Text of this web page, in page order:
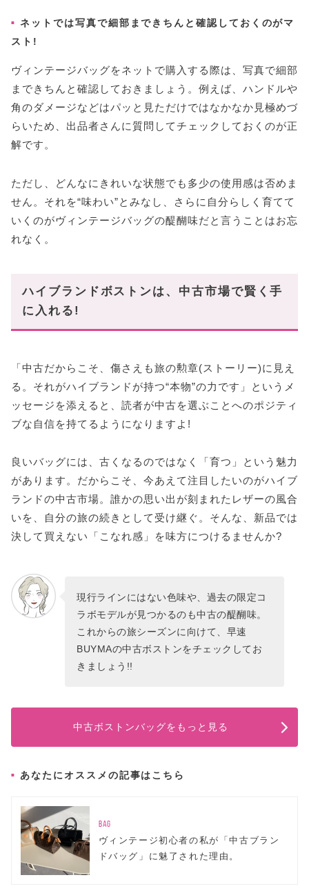
ネットでは写真で細部まできちんと確認しておくのがマ
スト!
ヴィンテージバッグをネットで購入する際は、写真で細部
まできちんと確認しておきましょう。例えば、ハンドルや
角のダメージなどはパッと見ただけではなかなか見極めづ
らいため、出品者さんに質問してチェックしておくのが正
解です。
ただし、どんなにきれいな状態でも多少の使用感は否めま
せん。それを“味わい”とみなし、さらに自分らしく育てて
いくのがヴィンテージバッグの醍醐味だと言うことはお忘
れなく。
ハイブランドボストンは、中古市場で賢く手
に入れる!
「中古だからこそ、傷さえも旅の勲章(ストーリー)に見え
る。それがハイブランドが持つ“本物”の力です」というメ
ッセージを添えると、読者が中古を選ぶことへのポジティ
ブな自信を持てるようになりますよ!
良いバッグには、古くなるのではなく「育つ」という魅力
があります。だからこそ、今あえて注目したいのがハイブ
ランドの中古市場。誰かの思い出が刻まれたレザーの風合
いを、自分の旅の続きとして受け継ぐ。そんな、新品では
決して買えない「こなれ感」を味方につけるませんか?
現行ラインにはない色味や、過去の限定コ
ラボモデルが見つかるのも中古の醍醐味。
これからの旅シーズンに向けて、早速
BUYMAの中古ボストンをチェックしてお
きましょう!!
中古ボストンバッグをもっと見る
あなたにオススメの記事はこちら
BAG
ヴィンテージ初心者の私が「中古ブラン
ドバッグ」に魅了された理由。